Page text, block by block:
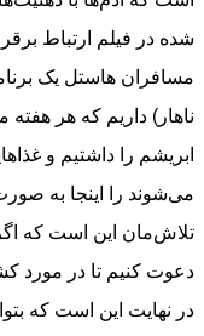
شده در فیلم ارتباط
مسافران هاستل یک
ناهار) داریم که هر
ابریشم را داشتیم و
می‌شوند را اینجا به
تلاش‌مان این است که اگر
دعوت کنیم تا در مورد
در نهایت این است که